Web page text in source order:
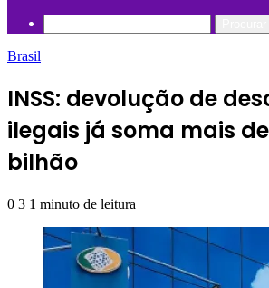
Brasil
INSS: devolução de
ilegais já soma mais de
bilhão
0 3 1 minuto de leitura